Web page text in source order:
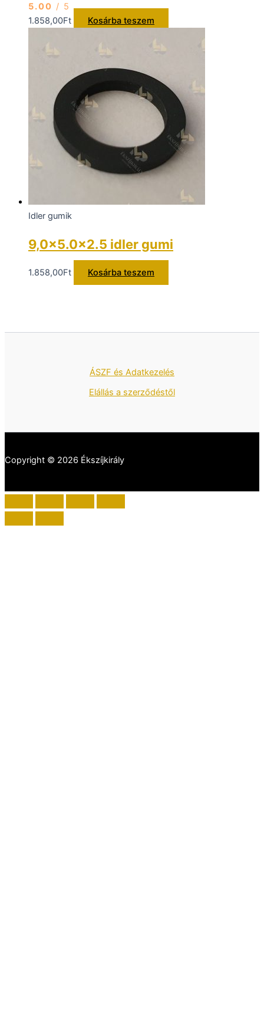
5.00 / 5
1.858,00Ft Kosárba teszem
Idler gumik
9,0×5.0x2.5 idler gumi
1.858,00Ft Kosárba teszem
ÁSZF és Adatkezelés
Elállás a szerződéstől
Copyright © 2026 Ékszíjkirály